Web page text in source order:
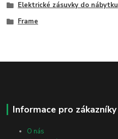
Elektrické zásuvky do nábytku
Frame
Informace pro zákazníky
O nás